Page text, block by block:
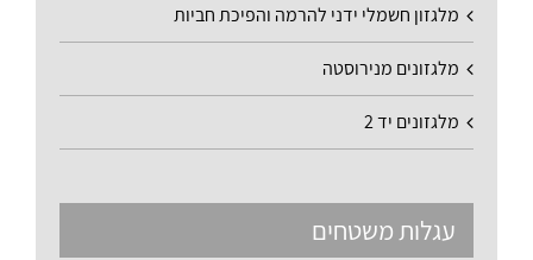
מלגזון חשמלי ידני להרמה והפיכת חביות
מלגזונים מנירוסטה
מלגזונים יד 2
עגלות משטחים